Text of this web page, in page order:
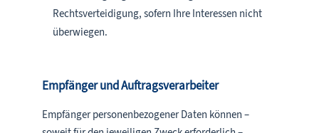
Rechtsverteidigung, sofern Ihre Interessen nicht
überwiegen.
Empfänger und Auftragsverarbeiter
Empfänger personenbezogener Daten können –